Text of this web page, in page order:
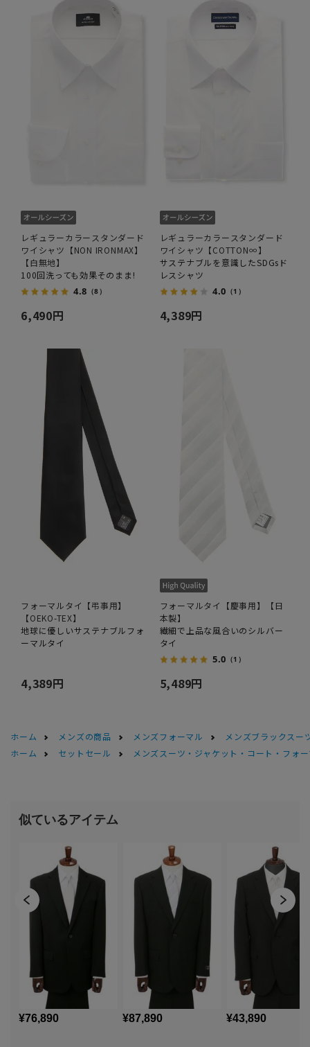
レギュラーカラースタンダード
ワイシャツ【NON IRONMAX】
【白無地】
100回洗っても効果そのまま!
4.8 （8）
6,490円
レギュラーカラースタンダード
ワイシャツ【COTTON∞】
サステナブルを意識したSDGsド
レスシャツ
4.0 （1）
4,389円
フォーマルタイ【弔事用】
【OEKO-TEX】
地球に優しいサステナブルフォ
ーマルタイ
4,389円
フォーマルタイ【慶事用】【日
本製】
繊細で上品な風合いのシルバー
タイ
5.0 （1）
5,489円
ホーム メンズの商品 メンズフォーマル
メンズブラックスー
ホーム
セットセール メンズスーツ・ジャケット・コート・フォ